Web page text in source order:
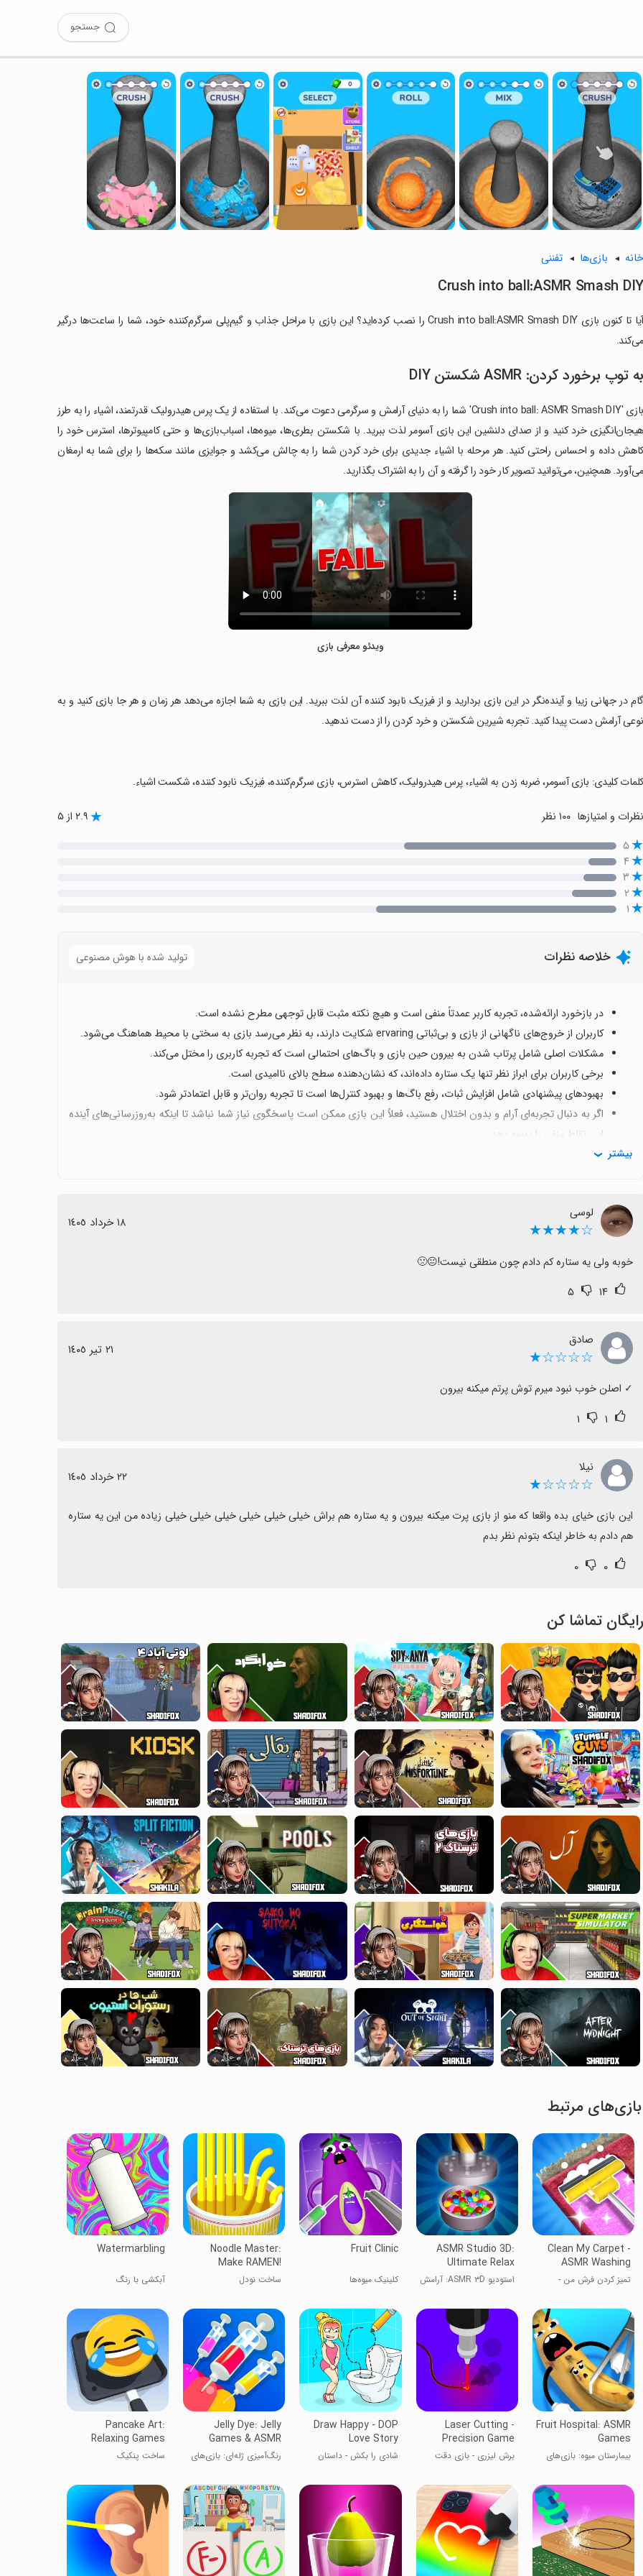
جستجو
خانه بازی‌ها تفننی
Crush into ball:ASMR Smash DIY
آیا تا کنون بازی Crush into ball:ASMR Smash DIY را نصب کرده‌اید؟ این بازی با مراحل جذاب و گیم‌پلی سرگرم‌کننده خود، شما را ساعت‌ها درگیر
می‌کند.
به توپ برخورد کردن: ASMR شکستن DIY
بازی 'Crush into ball: ASMR Smash DIY' شما را به دنیای آرامش و سرگرمی دعوت می‌کند. با استفاده از یک پرس هیدرولیک قدرتمند، اشیاء را به طرز
هیجان‌انگیزی خرد کنید و از صدای دلنشین این بازی آسومر لذت ببرید. با شکستن بطری‌ها، میوه‌ها، اسباب‌بازی‌ها و حتی کامپیوترها، استرس خود را
کاهش داده و احساس راحتی کنید. هر مرحله با اشیاء جدیدی برای خرد کردن شما را به چالش می‌کشد و جوایزی مانند سکه‌‌ها را برای شما به ارمغان
می‌آورد. همچنین، می‌توانید تصویر کار خود را گرفته و آن را به اشتراک بگذارید.
ویدئو معرفی بازی
‏گام در جهانی زیبا و آینده‌نگر در این بازی بردارید و از فیزیک نابود کننده آن لذت ببرید. این بازی به شما اجازه می‌دهد هر زمان و هر جا بازی کنید و به
نوعی آرامش دست پیدا کنید. تجربه شیرین شکستن و خرد کردن را از دست ندهید.
‏کلمات کلیدی: بازی آسومر، ضربه زدن به اشیاء، پرس هیدرولیک، کاهش استرس، بازی سرگرم‌کننده، فیزیک نابود کننده، شکست اشیاء.
نظرات و امتیازها ۱۰۰ نظر ۲.۹ از ۵
۵
۴
۳
۲
۱
خلاصه نظرات تولید شده با هوش مصنوعی
در بازخورد ارائه‌شده، تجربه کاربر عمدتاً منفی است و هیچ نکته مثبت قابل توجهی مطرح نشده است.
کاربران از خروج‌های ناگهانی از بازی و بی‌ثباتی ervaring شکایت دارند، به نظر می‌رسد بازی به سختی با محیط هماهنگ می‌شود.
مشکلات اصلی شامل پرتاب شدن به بیرون حین بازی و باگ‌های احتمالی است که تجربه کاربری را مختل می‌کند.
برخی کاربران برای ابراز نظر تنها یک ستاره داده‌اند، که نشان‌دهنده سطح بالای ناامیدی است.
بهبودهای پیشنهادی شامل افزایش ثبات، رفع باگ‌ها و بهبود کنترل‌ها است تا تجربه روان‌تر و قابل اعتمادتر شود.
اگر به دنبال تجربه‌ای آرام و بدون اختلال هستید، فعلاً این بازی ممکن است پاسخگوی نیاز شما نباشد تا اینکه به‌روزرسانی‌های آینده
این نقاط منفی را بهبود دهد.
بیشتر
لوسی
☆★★★★ ١٨ خرداد ١٤٠٥
خوبه ولی یه ستاره کم دادم چون منطقی نیست!😐🙁
۱۴ ۵
صادق
☆☆☆☆★ ٢١ تیر ١٤٠٥
‏✓ اصلن خوب نبود میرم توش پرتم میکنه بیرون
۱ ۱
نیلا
☆☆☆☆★ ٢٢ خرداد ١٤٠٥
هم دادم به خاطر اینکه بتونم نظر بدم
۰ ۰
رایگان تماشا کن
بازی‌های مرتبط
Clean My Carpet -
ASMR Washing
تمیز کردن فرش من -
ASMR Studio 3D:
Ultimate Relax
استودیو ASMR ۳D: آرامش
Fruit Clinic
کلینیک میوه‌ها
Noodle Master:
Make RAMEN!
ساخت نودل
Watermarbling
آبکشی با رنگ
Fruit Hospital: ASMR
Games
بیمارستان میوه: بازی‌های
Laser Cutting -
Precision Game
برش لیزری - بازی دقت
Draw Happy - DOP
Love Story
شادی را بکش - داستان
Jelly Dye: Jelly
Games & ASMR
رنگ‌آمیزی ژله‌ای: بازی‌های
Pancake Art:
Relaxing Games
ساخت پنکیک